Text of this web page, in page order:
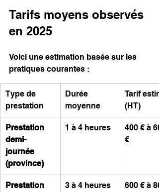
Tarifs moyens observés
en 2025
Voici une estimation basée sur les
pratiques courantes :
Type de
prestation
Durée
moyenne
Tarif
(HT)
Prestation
demi-
journée
(province)
1 à 4 heures
400 € à
€
Prestation
3 à 4 heures 600 € à